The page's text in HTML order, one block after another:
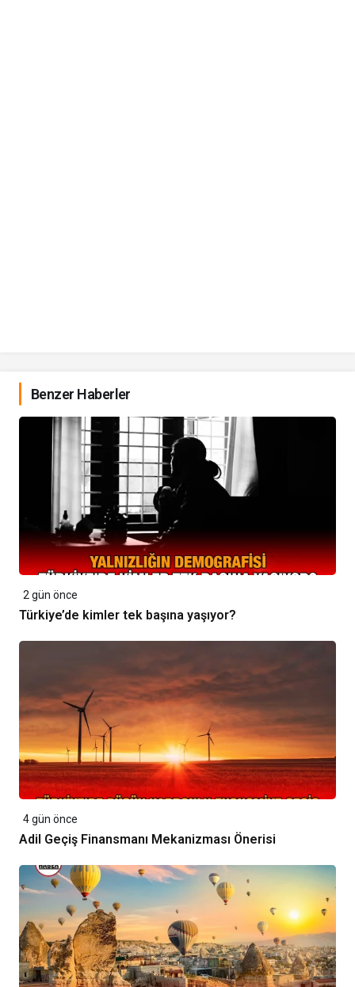
Benzer Haberler
2 gün önce
Türkiye’de kimler tek başına yaşıyor?
4 gün önce
Adil Geçiş Finansmanı Mekanizması Önerisi